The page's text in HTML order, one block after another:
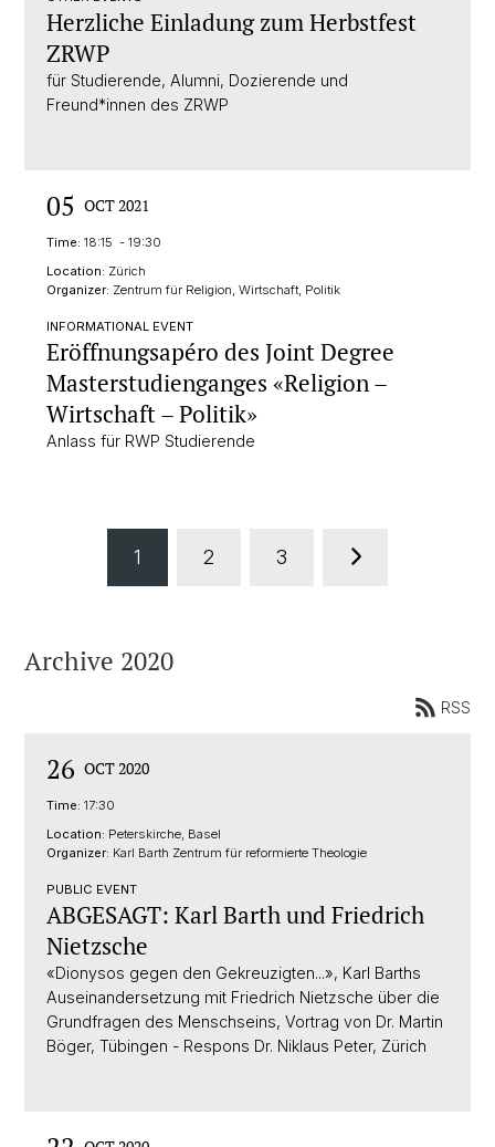
Herzliche Einladung zum Herbstfest
ZRWP
für Studierende, Alumni, Dozierende und
Freund*innen des ZRWP
05 OCT 2021
Time: 18:15 - 19:30
Location: Zürich
Organizer: Zentrum für Religion, Wirtschaft, Politik
INFORMATIONAL EVENT
Eröffnungsapéro des Joint Degree
Masterstudienganges «Religion –
Wirtschaft – Politik»
Anlass für RWP Studierende
1 2 3
Archive 2020
RSS
26 OCT 2020
Time: 17:30
Location: Peterskirche, Basel
Organizer: Karl Barth Zentrum für reformierte Theologie
PUBLIC EVENT
ABGESAGT: Karl Barth und Friedrich
Nietzsche
«Dionysos gegen den Gekreuzigten...», Karl Barths
Auseinandersetzung mit Friedrich Nietzsche über die
Grundfragen des Menschseins, Vortrag von Dr. Martin
Böger, Tübingen - Respons Dr. Niklaus Peter, Zürich